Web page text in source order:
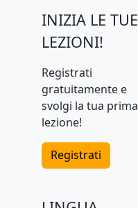
INIZIA LE TUE
LEZIONI!
Registrati
gratuitamente e
svolgi la tua prima
lezione!
Registrati